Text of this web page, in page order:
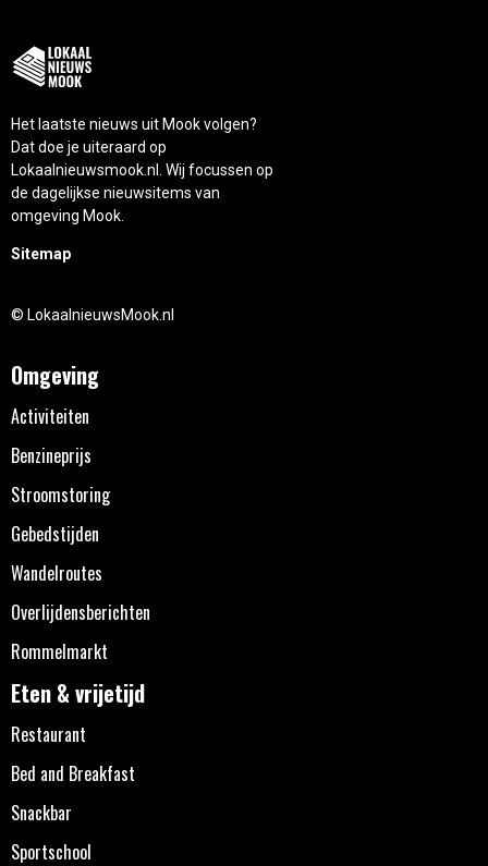
Het laatste nieuws uit Mook volgen?
Dat doe je uiteraard op
Lokaalnieuwsmook.nl. Wij focussen op
de dagelijkse nieuwsitems van
omgeving Mook.
Sitemap
© LokaalnieuwsMook.nl
Omgeving
Activiteiten
Benzineprijs
Stroomstoring
Gebedstijden
Wandelroutes
Overlijdensberichten
Rommelmarkt
Eten & vrijetijd
Restaurant
Bed and Breakfast
Snackbar
Sportschool